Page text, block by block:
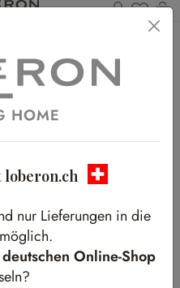
Du
Unikate
inmitten klarer Linien
loberon.ch
nur Lieferungen in die
deutschen Online-Shop